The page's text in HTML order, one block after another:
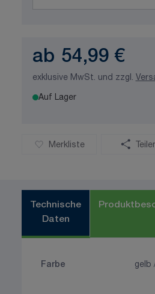
ab 54,99 €
exklusive MwSt. und zzgl.
Auf Lager
Merkliste
Technische
Daten
Farbe gelb